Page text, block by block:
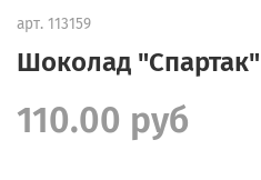
арт. 113159
Шоколад "Спартак"
110.00 руб